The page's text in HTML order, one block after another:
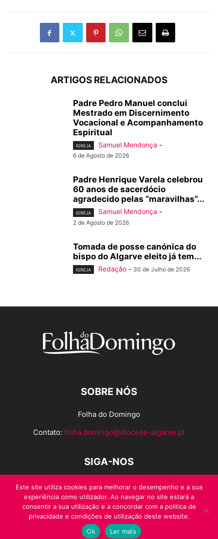
ARTIGOS RELACIONADOS
Padre Pedro Manuel conclui
Mestrado em Discernimento
Vocacional e Acompanhamento
Espiritual
IGREJA Samuel Mendonça -
6 de Agosto de 2026
Padre Henrique Varela celebrou
60 anos de sacerdócio
agradecido pelas “maravilhas”...
IGREJA Samuel Mendonça -
2 de Agosto de 2026
Tomada de posse canónica do
bispo do Algarve eleito já tem...
IGREJA Redação - 30 de Julho de 2026
SOBRE NÓS
Folha do Domingo
Contato: folha.domingo@diocese-algarve.pt
SIGA-NOS
© Folha do Domingo 2026, todos os direitos reservados.
Este site utiliza cookies para melhorar o desempenho e a sua
experiência como utilizador. Ao navegar no site estará a
consentir a sua utilização e a concordar com a politica de
privacidade e condições de utilização deste website.
Ok
Ler mais